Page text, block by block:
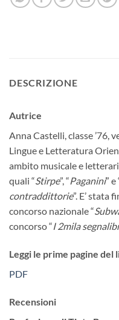
DESCRIZIONE
Autrice
Anna Castelli, classe ’76,
Lingue e Letteratura
ambito musicale e
quali “Stirpe”, “Paganini” e
contraddittorie”. E’ stata
concorso nazionale “
concorso “I 2mila
Leggi le prime pagine del
PDF
Recensioni